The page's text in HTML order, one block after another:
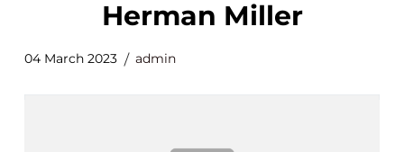
Herman Miller
04 March 2023 admin